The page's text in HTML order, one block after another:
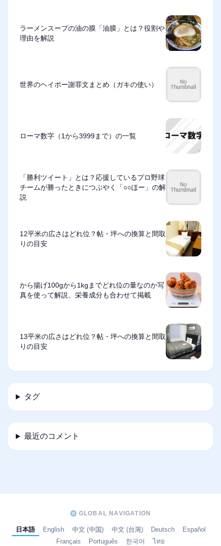
ラーメンスープの油の膜「油膜」とは？役割や
理由を解説
世界のヘイポー謝罪文まとめ（ガキの使い）
ローマ数字（1から3999まで）の一覧
「勝利ツイート」とは？応援しているプロ野球
チームが勝ったときにつぶやく「○○ほー」の解
説
12平米の広さはどれ位？帖・坪への換算と間取
りの目安
から揚げ100gから1kgまでどれ位の量なのか写
真を使って解説、栄養成分も合わせて掲載
13平米の広さはどれ位？帖・坪への換算と間取
りの目安
タグ
最近のコメント
GLOBAL NAVIGATION
日本語 English 中文 (中国) 中文 (台灣) Deutsch
Español
Français
Português 한국어 ไทย